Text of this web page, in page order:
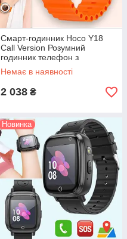
Смарт-годинник Hoco Y18
Call Version Розумний
годинник телефон з
магнітною зарядкою, золотий
Немає в наявності
2 038 ₴
Новинка